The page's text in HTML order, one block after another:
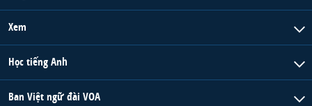
Xem
Học tiếng Anh
Ban Việt ngữ đài VOA